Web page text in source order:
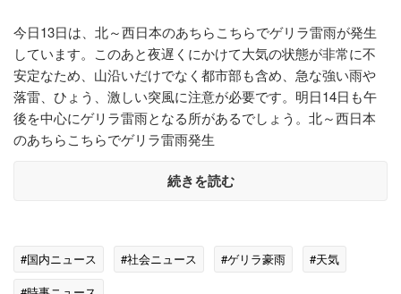
今日13日は、北～西日本のあちらこちらでゲリラ雷雨が発生
しています。このあと夜遅くにかけて大気の状態が非常に不
安定なため、山沿いだけでなく都市部も含め、急な強い雨や
落雷、ひょう、激しい突風に注意が必要です。明日14日も午
後を中心にゲリラ雷雨となる所があるでしょう。北～西日本
のあちらこちらでゲリラ雷雨発生
続きを読む
#国内ニュース #社会ニュース #ゲリラ豪雨
#天気